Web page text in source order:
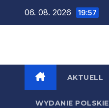
06. 08. 2026 19:57
AKTUELL
WYDANIE POLSKIE